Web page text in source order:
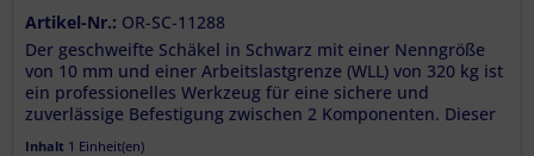
Artikel-Nr.: OR-SC-11288
Der geschweifte Schäkel in Schwarz mit einer Nenngröße
von 10 mm und einer Arbeitslastgrenze (WLL) von 320 kg ist
ein professionelles Werkzeug für eine sichere und
zuverlässige Befestigung zwischen 2 Komponenten. Dieser
Inhalt 1 Einheit(en)